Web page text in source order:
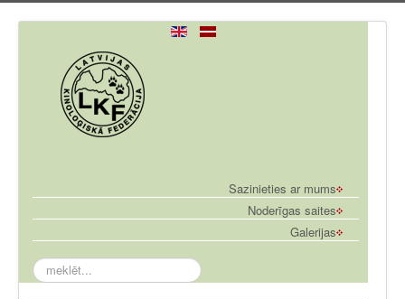
Sazinieties ar mums
Noderīgas saites
Galerijas
meklēt...